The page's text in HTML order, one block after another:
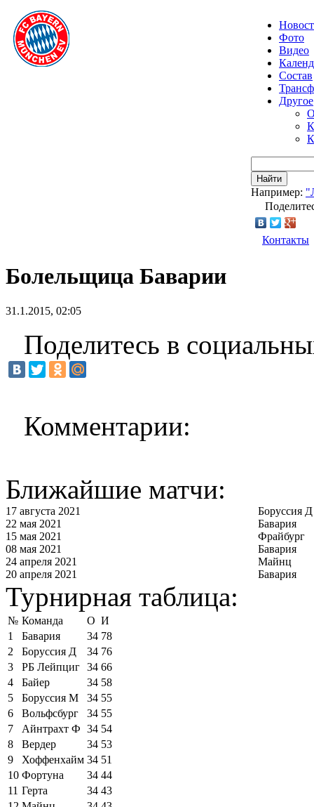
Фото
Видео
Состав
Другое
Найти
Например:
Контакты
Болельщица Баварии
31.1.2015, 02:05
Поделитесь в
Комментарии:
Ближайшие матчи:
17 августа 2021
Боруссия Д
22 мая 2021
Бавария
15 мая 2021
Фрайбург
08 мая 2021
Бавария
24 апреля 2021
Майнц
20 апреля 2021
Бавария
Турнирная таблица:
№ Команда О И
1
Бавария 34 78
2
Боруссия Д 34 76
3
РБ Лейпциг 34 66
4
Байер 34 58
5
Боруссия М 34 55
6
Вольфсбург 34 55
7
Айнтрахт Ф 34 54
8
Вердер 34 53
9
Хоффенхайм 34 51
10 Фортуна 34 44
11 Герта 34 43